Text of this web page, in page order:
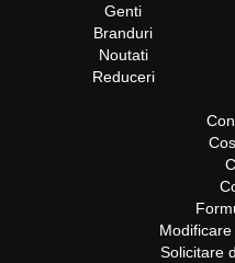
Genti
Branduri
Noutati
Reduceri
Solicitare